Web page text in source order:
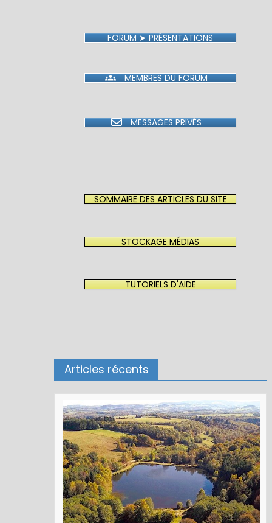
FORUM ➤ PRÉSENTATIONS
MEMBRES DU FORUM
MESSAGES PRIVÉS
SOMMAIRE DES ARTICLES DU SITE
STOCKAGE MÉDIAS
TUTORIELS D'AIDE
Articles récents